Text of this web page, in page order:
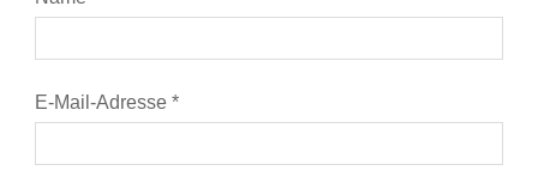
E-Mail-Adresse *